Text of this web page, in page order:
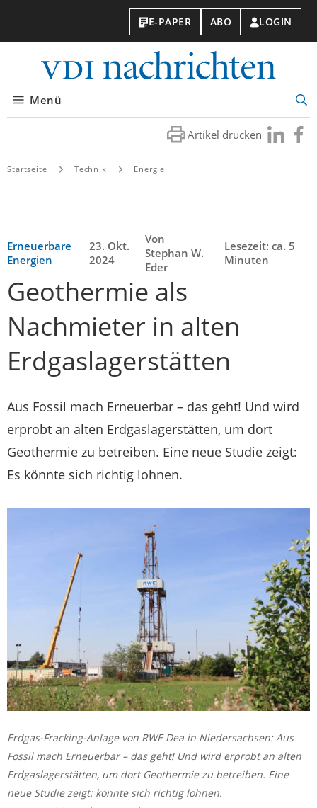
E-PAPER ABO LOGIN
Menü
Artikel drucken Besuchen
Sie
Sie
Startseite Technik Energie
Erneuerbare
Energien
23. Okt.
2024
Von
Stephan W.
Eder
Lesezeit: ca. 5
Minuten
Geothermie als
Nachmieter in alten
Erdgaslagerstätten
Aus Fossil mach Erneuerbar – das geht! Und wird
erprobt an alten Erdgaslagerstätten, um dort
Geothermie zu betreiben. Eine neue Studie zeigt:
Es könnte sich richtig lohnen.
Erdgas-Fracking-Anlage von RWE Dea in Niedersachsen: Aus
Fossil mach Erneuerbar – das geht! Und wird erprobt an alten
Erdgaslagerstätten, um dort Geothermie zu betreiben. Eine
neue Studie zeigt: könnte sich richtig lohnen.